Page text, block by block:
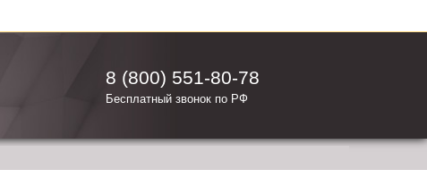
8 (800) 551-80-78
Бесплатный звонок по РФ